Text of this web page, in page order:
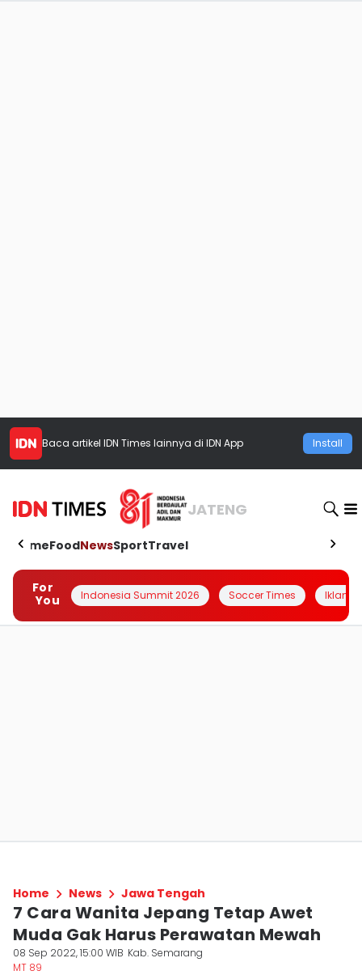
Baca artikel IDN Times lainnya di IDN App Install
JATENG
HomeFoodNewsSportTravel
For
You
Indonesia Summit 2026 Soccer Times Iklanin
Home News Jawa Tengah
7 Cara Wanita Jepang Tetap Awet
Muda Gak Harus Perawatan Mewah
08 Sep 2022, 15:00 WIB Kab. Semarang
MT 89